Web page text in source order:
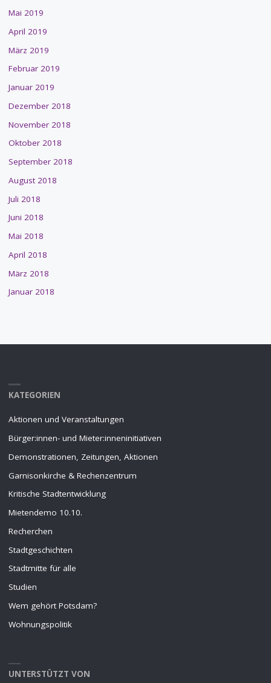
Mai 2019
April 2019
März 2019
Februar 2019
Januar 2019
Dezember 2018
November 2018
Oktober 2018
September 2018
August 2018
Juli 2018
Juni 2018
Mai 2018
April 2018
März 2018
Januar 2018
KATEGORIEN
Aktionen und Veranstaltungen
Bürger:innen- und Mieter:inneninitiativen
Demonstrationen, Zeitungen, Aktionen
Garnisonkirche & Rechenzentrum
Kritische Stadtentwicklung
Mietendemo 10.10.
Recherchen
Stadtgeschichten
Stadtmitte für alle
Studien
Wem gehört Potsdam?
Wohnungspolitik
UNTERSTÜTZT VON